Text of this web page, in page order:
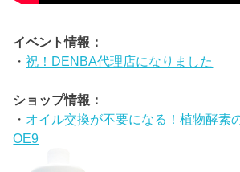
イベント情報：
・祝！DENBA代理店になりました
ショップ情報：
・ オイル交換が不要になる！植物酵素
OE9